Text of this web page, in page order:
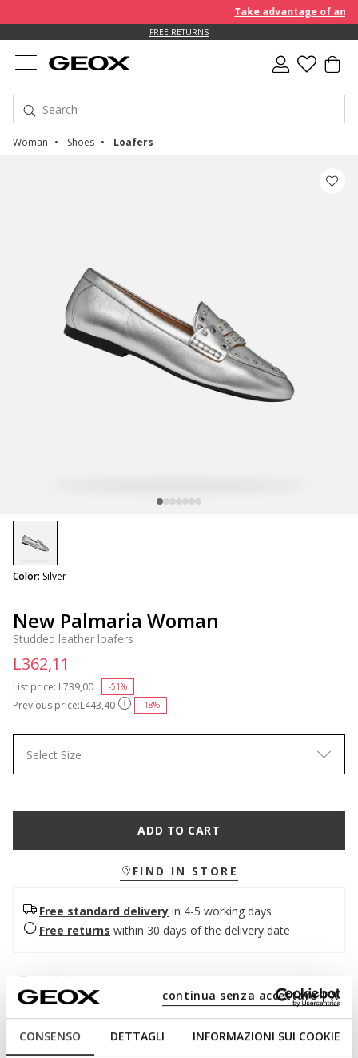
CONSENSO DETTAGLI INFORMAZIONI SUI COOKIE
continua senza accettare | X
Take advantage of an
FREE RETURNS
Woman Shoes Loafers
New Palmaria Woman
Studded leather loafers
Previous price:L443,40 -18%
List price: Price reduced from
L739,00 -51%
L362,11
Color: Silver
selected
Select Size
ADD TO CART
FIND IN STORE
Free standard delivery in 4-5 working days
Free returns within 30 days of the delivery date
Description
Women's loafer that revisits classic aesthetics with a
decorative studs on the upper, it is presented here in a shiny